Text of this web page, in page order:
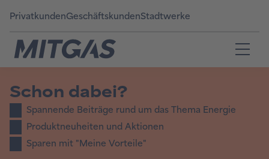
PrivatkundenGeschäftskundenStadtwerke